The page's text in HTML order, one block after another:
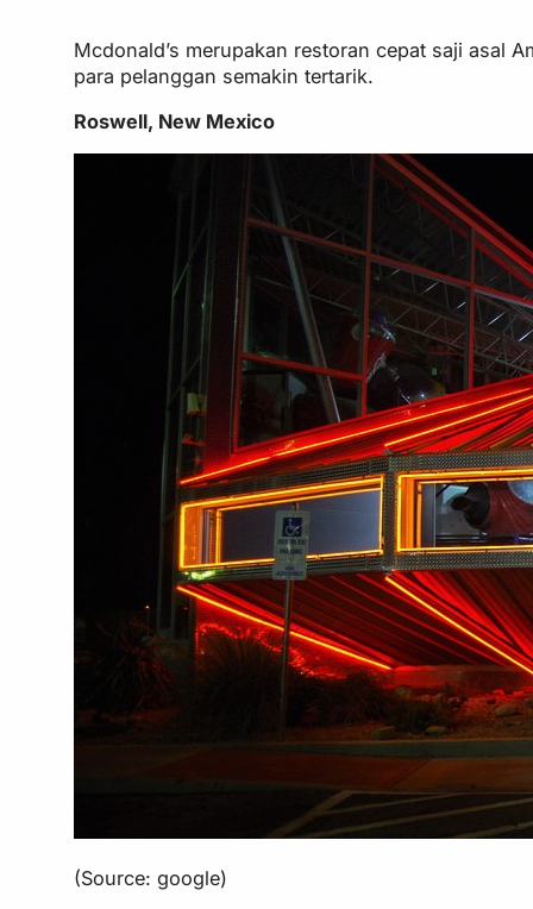
Mcdonald’s merupakan restoran cepat saji asal
para pelanggan semakin tertarik.
Roswell, New Mexico
(Source: google)